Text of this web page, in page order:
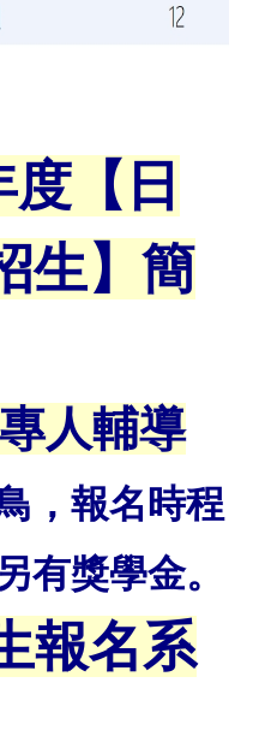
【日
生】簡
人輔導
，報名時程
有獎學金。
報名系